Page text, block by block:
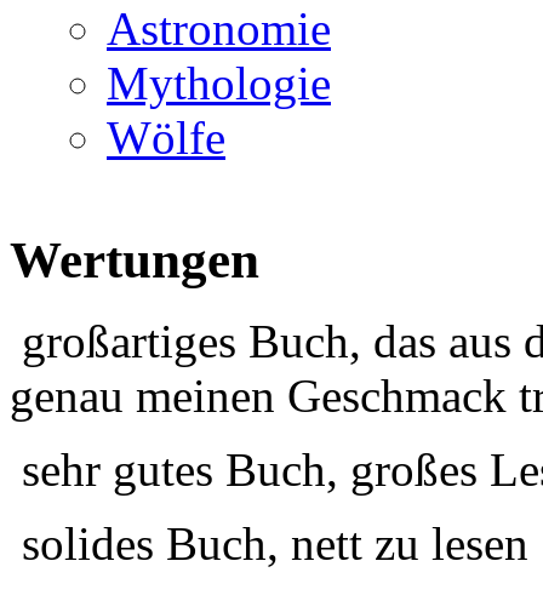
Astronomie
Mythologie
Wölfe
Wertungen
großartiges Buch, das aus
genau meinen Geschmack
sehr gutes Buch, großes
solides Buch, nett zu lesen